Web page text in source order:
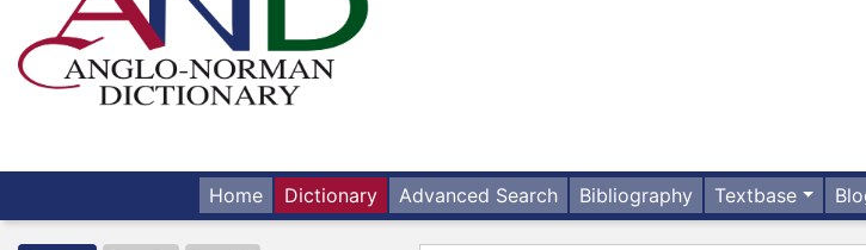
Home Dictionary Advanced Search Bibliography Textbase